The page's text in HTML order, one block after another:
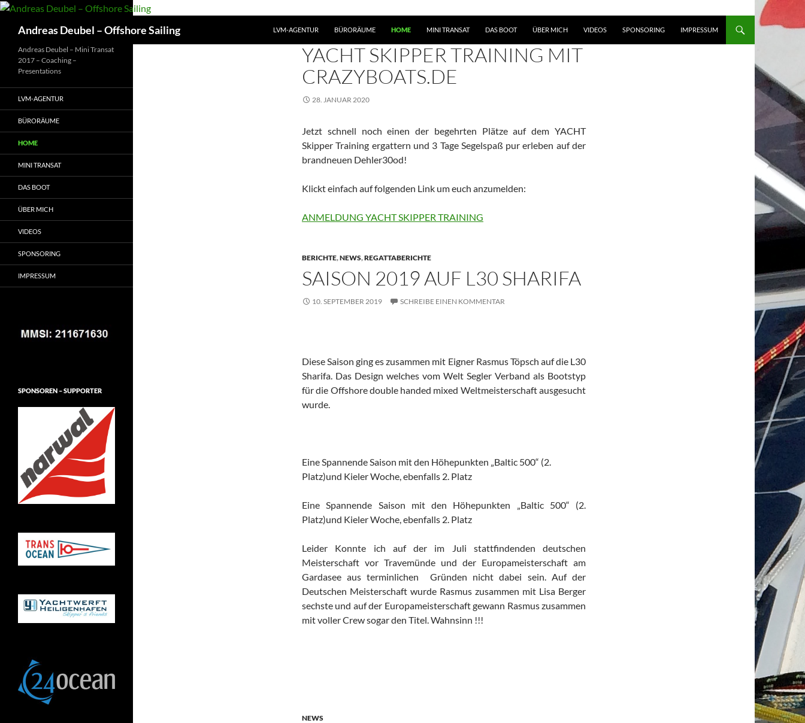
Zum
springenAndreas Deubel – Offshore Sailing LVM-AGENTUR BÜRORÄUME HOME MINI TRANSAT DAS BOOT ÜBER MICH VIDEOS SPONSORING IMPRESSUM
BERICHTE,NEWS,PRESSE
YACHT SKIPPER TRAINING MIT
CRAZYBOATS.DE
28. JANUAR 2020
Jetzt schnell noch einen der begehrten Plätze auf dem YACHT
Skipper Training ergattern und 3 Tage Segelspaß pur erleben auf der
brandneuen Dehler30od!
Klickt einfach auf folgenden Link um euch anzumelden:
ANMELDUNG YACHT SKIPPER TRAINING
BERICHTE,NEWS,REGATTABERICHTE
SAISON 2019 AUF L30 SHARIFA
10. SEPTEMBER 2019 SCHREIBE EINEN KOMMENTAR
Diese Saison ging es zusammen mit Eigner Rasmus Töpsch auf die L30
Sharifa. Das Design welches vom Welt Segler Verband als Bootstyp
für die Offshore double handed mixed Weltmeisterschaft ausgesucht
wurde.
Eine Spannende Saison mit den Höhepunkten „Baltic 500“ (2.
Platz)und Kieler Woche, ebenfalls 2. Platz
Eine Spannende Saison mit den Höhepunkten „Baltic 500“ (2.
Platz)und Kieler Woche, ebenfalls 2. Platz
Leider Konnte ich auf der im Juli stattfindenden deutschen
Meisterschaft vor Travemünde und der Europameisterschaft am
Gardasee aus terminlichen Gründen nicht dabei sein. Auf der
Deutschen Meisterschaft wurde Rasmus zusammen mit Lisa Berger
sechste und auf der Europameisterschaft gewann Rasmus zusammen
mit voller Crew sogar den Titel. Wahnsinn !!!
NEWS
Andreas Deubel – Mini Transat
2017 – Coaching –
Presentations
LVM-AGENTUR
BÜRORÄUME
HOME
MINI TRANSAT
DAS BOOT
ÜBER MICH
VIDEOS
SPONSORING
IMPRESSUM
SPONSOREN – SUPPORTER